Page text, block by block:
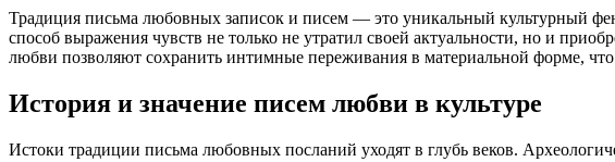
Традиция письма любовных записок и писем — это уникальный культурный
способ выражения чувств не только не утратил своей актуальности, но и
любви позволяют сохранить интимные переживания в материальной форме,
История и значение писем любви в культуре
Истоки традиции письма любовных посланий уходят в глубь веков.